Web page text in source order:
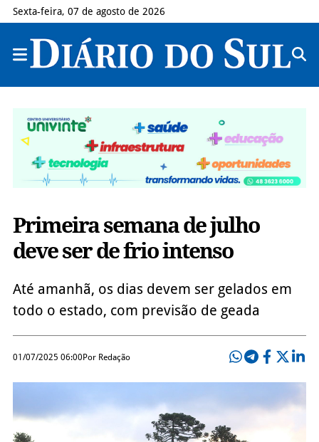
Sexta-feira, 07 de agosto de 2026
Primeira semana de julho
deve ser de frio intenso
Até amanhã, os dias devem ser gelados em
todo o estado, com previsão de geada
01/07/2025 06:00Por Redação